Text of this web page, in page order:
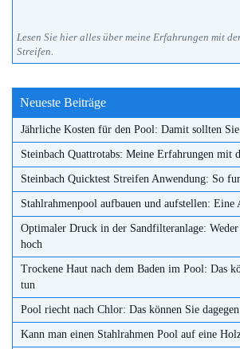
Lesen Sie hier alles über meine Erfahrungen mit
Streifen.
Neueste Beiträge
Jährliche Kosten für den Pool: Damit sollten Sie
Steinbach Quattrotabs: Meine Erfahrungen mit
Steinbach Quicktest Streifen Anwendung: So
Stahlrahmenpool aufbauen und aufstellen: Eine
Optimaler Druck in der Sandfilteranlage:
hoch
Trockene Haut nach dem Baden im Pool: Das
tun
Pool riecht nach Chlor: Das können Sie dagegen
Kann man einen Stahlrahmen Pool auf eine